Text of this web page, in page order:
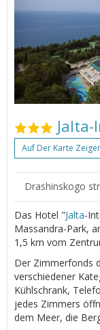
Auf Der Karte
Drashinskоgo
Das Hotel "Jalta-
Massandra-Park,
1,5 km vom
Der Zimmerfonds
verschiedener
Kühlschrank,
jedes Zimmers
dem Meer, die